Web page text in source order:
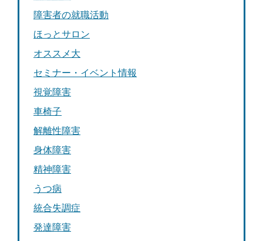
障害者の就職活動
ほっとサロン
オススメ大
セミナー・イベント情報
視覚障害
車椅子
解離性障害
身体障害
精神障害
うつ病
統合失調症
発達障害